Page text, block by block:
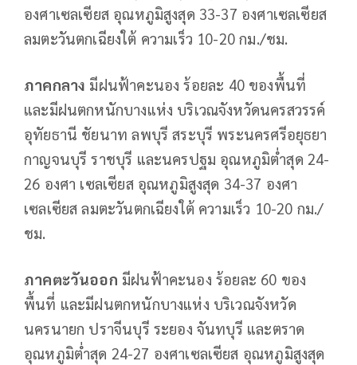
องศาเซลเซียส อุณหภูมิสูงสุด 33-37 องศาเซลเซียส
ลมตะวันตกเฉียงใต้ ความเร็ว 10-20 กม./ชม.
ภาคกลาง มีฝนฟ้าคะนอง ร้อยละ 40 ของพื้นที่
และมีฝนตกหนักบางแห่ง บริเวณจังหวัดนครสวรรค์
อุทัยธานี ชัยนาท ลพบุรี สระบุรี พระนครศรีอยุธยา
กาญจนบุรี ราชบุรี และนครปฐม อุณหภูมิต่ำสุด 24-
26 องศา เซลเซียส อุณหภูมิสูงสุด 34-37 องศา
เซลเซียส ลมตะวันตกเฉียงใต้ ความเร็ว 10-20 กม./
ชม.
ภาคตะวันออก มีฝนฟ้าคะนอง ร้อยละ 60 ของ
พื้นที่ และมีฝนตกหนักบางแห่ง บริเวณจังหวัด
นครนายก ปราจีนบุรี ระยอง จันทบุรี และตราด
อุณหภูมิต่ำสุด 24-27 องศาเซลเซียส อุณหภูมิสูงสุด